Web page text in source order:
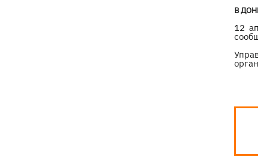
В
12